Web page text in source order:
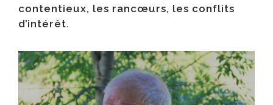
contentieux, les rancœurs, les conflits
d’intérêt.